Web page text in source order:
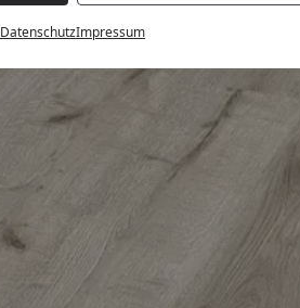
DatenschutzImpressum